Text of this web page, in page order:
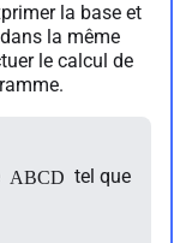
la base et
la même
le calcul de
ABCD tel que